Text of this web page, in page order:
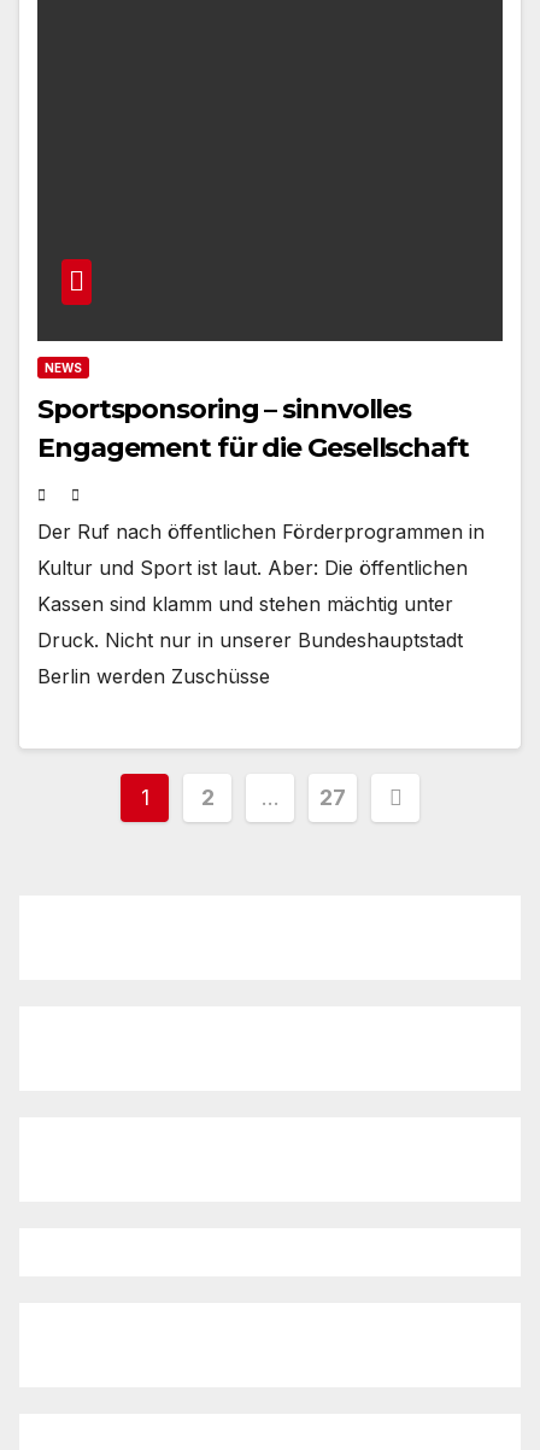
NEWS
Sportsponsoring – sinnvolles
Engagement für die Gesellschaft
Der Ruf nach öffentlichen Förderprogrammen in
Kultur und Sport ist laut. Aber: Die öffentlichen
Kassen sind klamm und stehen mächtig unter
Druck. Nicht nur in unserer Bundeshauptstadt
Berlin werden Zuschüsse
Seitennummerierung
1 2 … 27